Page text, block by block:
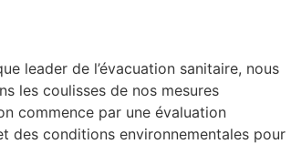
leader de l’évacuation sanitaire, nous
les coulisses de nos mesures
commence par une évaluation
des conditions environnementales pour